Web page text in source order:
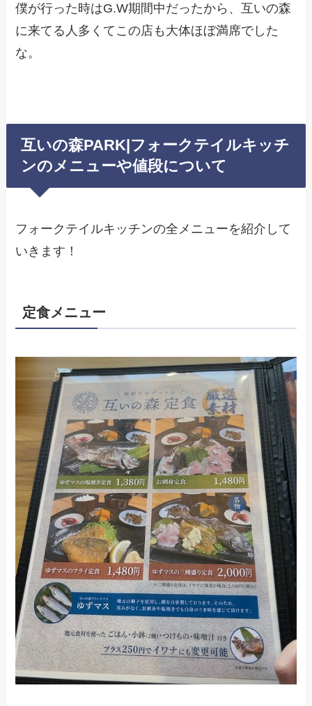
僕が行った時はG.W期間中だったから、互いの森
に来てる人多くてこの店も大体ほぼ満席でした
な。
互いの森PARK|フォークテイルキッチ
ンのメニューや値段について
フォークテイルキッチンの全メニューを紹介して
いきます！
定食メニュー